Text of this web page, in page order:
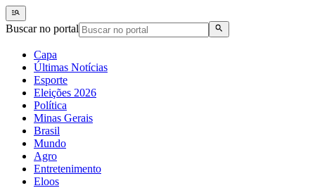
Buscar no portal
Capa
Últimas Notícias
Esporte
Eleições 2026
Política
Minas Gerais
Brasil
Mundo
Agro
Entretenimento
Eloos